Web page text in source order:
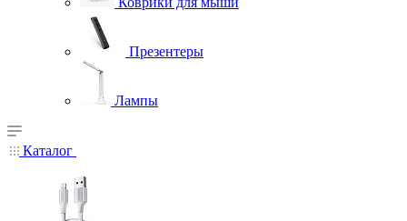
Презентеры
Лампы
Каталог